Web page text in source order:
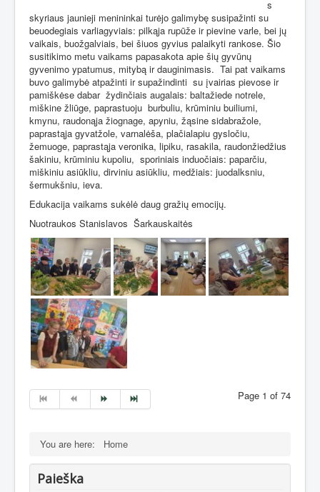
s
skyriaus jaunieji menininkai turėjo galimybę susipažinti su
beuodegiais varliagyviais: pilkąja rupūže ir pievine varle, bei jų
vaikais, buožgalviais, bei šiuos gyvius palaikyti rankose. Šio
susitikimo metu vaikams papasakota apie šių gyvūnų
gyvenimo ypatumus, mitybą ir dauginimasis. Tai pat vaikams
buvo galimybė atpažinti ir supažindinti su įvairias pievose ir
pamiškėse dabar žydinčiais augalais: baltažiede notrele,
miškine žliūge, paprastuoju burbuliu, krūminiu builiumi,
kmynu, raudonąja žiognage, apyniu, žąsine sidabražole,
paprastąja gyvatžole, varnalėša, plačialapiu gysločiu,
žemuoge, paprastąja veronika, lipiku, rasakila, raudonžiedžius
šakiniu, krūminiu kupoliu, sporiniais induočiais: paparčiu,
miškiniu asiūkliu, dirviniu asiūkliu, medžiais: juodalksniu,
šermukšniu, ieva.
Edukacija vaikams sukėlė daug gražių emocijų.
Nuotraukos Stanislavos Šarkauskaitės
Page 1 of 74
You are here: Home
Paieška